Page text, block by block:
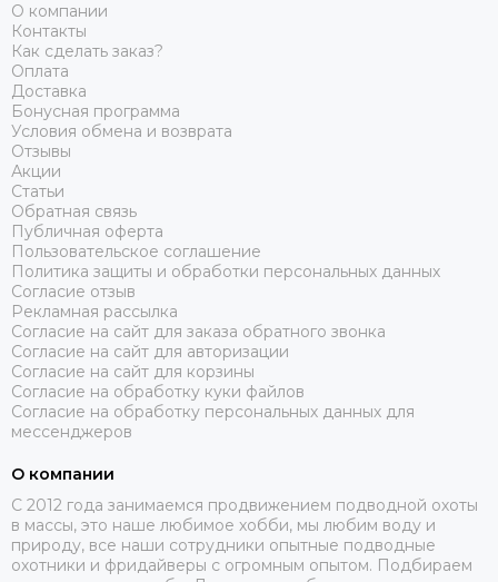
О компании
Контакты
Как сделать заказ?
Оплата
Доставка
Бонусная программа
Условия обмена и возврата
Отзывы
Акции
Статьи
Обратная связь
Публичная оферта
Пользовательское соглашение
Политика защиты и обработки персональных данных
Согласие отзыв
Рекламная рассылка
Согласие на сайт для заказа обратного звонка
Согласие на сайт для авторизации
Согласие на сайт для корзины
Согласие на обработку куки файлов
Согласие на обработку персональных данных для
мессенджеров
О компании
C 2012 года занимаемся продвижением подводной охоты
в массы, это наше любимое хобби, мы любим воду и
природу, все наши сотрудники опытные подводные
охотники и фридайверы с огромным опытом. Подбираем